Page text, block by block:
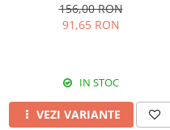
156,00 RON
91,65 RON
IN STOC
VEZI VARIANTE